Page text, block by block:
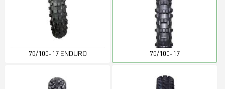
70/100-17 ENDURO 70/100-17